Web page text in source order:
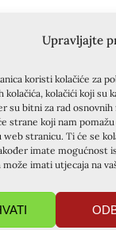
Upravljajte
koristi kolačiće za
kolačića, kolačići koji su
su bitni za rad
strane koji nam
stranicu. Ti će se
imate mogućnost
može imati utjecaja na